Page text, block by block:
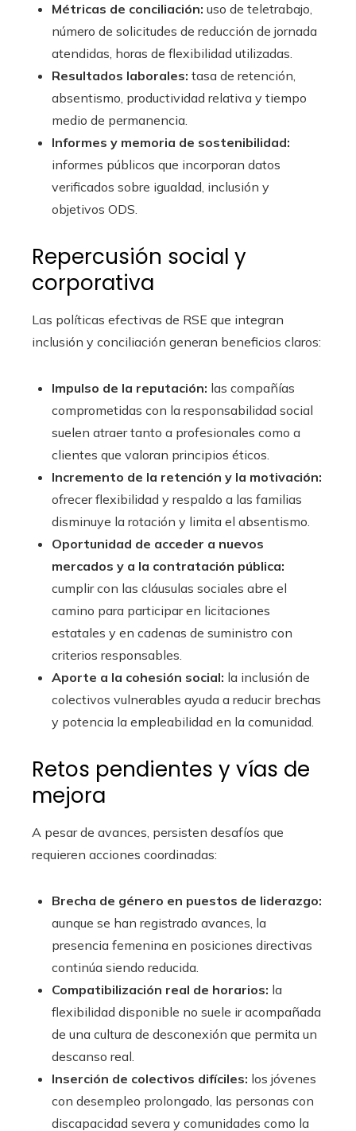
Métricas de conciliación: uso de teletrabajo,
número de solicitudes de reducción de jornada
atendidas, horas de flexibilidad utilizadas.
Resultados laborales: tasa de retención,
absentismo, productividad relativa y tiempo
medio de permanencia.
Informes y memoria de sostenibilidad:
informes públicos que incorporan datos
verificados sobre igualdad, inclusión y
objetivos ODS.
Repercusión social y
corporativa
Las políticas efectivas de RSE que integran
inclusión y conciliación generan beneficios claros:
Impulso de la reputación: las compañías
comprometidas con la responsabilidad social
suelen atraer tanto a profesionales como a
clientes que valoran principios éticos.
Incremento de la retención y la motivación:
ofrecer flexibilidad y respaldo a las familias
disminuye la rotación y limita el absentismo.
Oportunidad de acceder a nuevos
mercados y a la contratación pública:
cumplir con las cláusulas sociales abre el
camino para participar en licitaciones
estatales y en cadenas de suministro con
criterios responsables.
Aporte a la cohesión social: la inclusión de
colectivos vulnerables ayuda a reducir brechas
y potencia la empleabilidad en la comunidad.
Retos pendientes y vías de
mejora
A pesar de avances, persisten desafíos que
requieren acciones coordinadas:
Brecha de género en puestos de liderazgo:
aunque se han registrado avances, la
presencia femenina en posiciones directivas
continúa siendo reducida.
Compatibilización real de horarios: la
flexibilidad disponible no suele ir acompañada
de una cultura de desconexión que permita un
descanso real.
Inserción de colectivos difíciles: los jóvenes
con desempleo prolongado, las personas con
discapacidad severa y comunidades como la